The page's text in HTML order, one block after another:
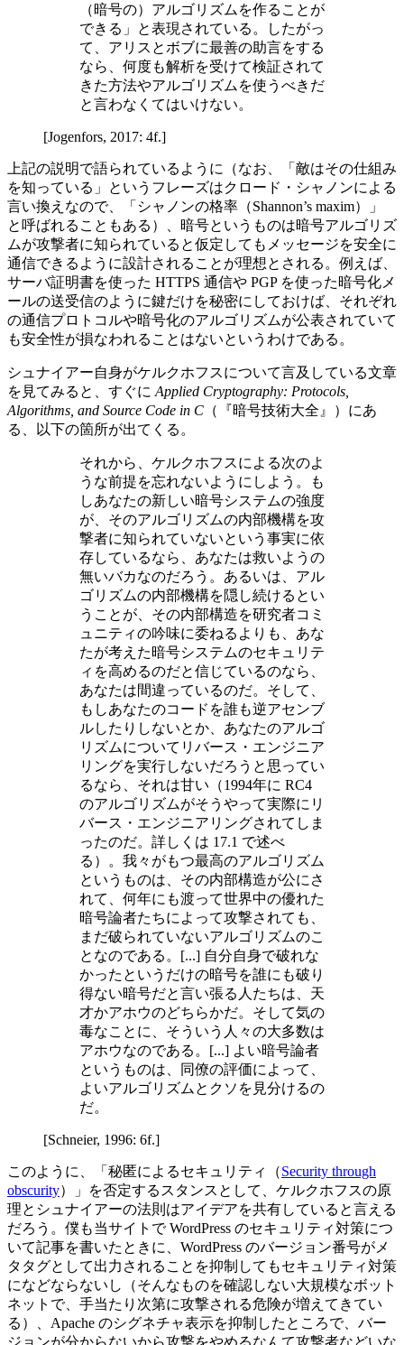
（暗号の）アルゴリズムを作ることが
できる」と表現されている。したがっ
て、アリスとボブに最善の助言をする
なら、何度も解析を受けて検証されて
きた方法やアルゴリズムを使うべきだ
と言わなくてはいけない。
[Jogenfors, 2017: 4f.]
上記の説明で語られているように（なお、「敵はその仕組み
を知っている」というフレーズはクロード・シャノンによる
言い換えなので、「シャノンの格率（Shannon’s maxim）」
と呼ばれることもある）、暗号というものは暗号アルゴリズ
ムが攻撃者に知られていると仮定してもメッセージを安全に
通信できるように設計されることが理想とされる。例えば、
サーバ証明書を使った HTTPS 通信や PGP を使った暗号化メ
ールの送受信のように鍵だけを秘密にしておけば、それぞれ
の通信プロトコルや暗号化のアルゴリズムが公表されていて
も安全性が損なわれることはないというわけである。
シュナイアー自身がケルクホフスについて言及している文章
を見てみると、すぐに Applied Cryptography: Protocols,
Algorithms, and Source Code in C （『暗号技術大全』）にあ
る、以下の箇所が出てくる。
それから、ケルクホフスによる次のよ
うな前提を忘れないようにしよう。も
しあなたの新しい暗号システムの強度
が、そのアルゴリズムの内部機構を攻
撃者に知られていないという事実に依
存しているなら、あなたは救いようの
無いバカなのだろう。あるいは、アル
ゴリズムの内部機構を隠し続けるとい
うことが、その内部構造を研究者コミ
ュニティの吟味に委ねるよりも、あな
たが考えた暗号システムのセキュリテ
ィを高めるのだと信じているのなら、
あなたは間違っているのだ。そして、
もしあなたのコードを誰も逆アセンブ
ルしたりしないとか、あなたのアルゴ
リズムについてリバース・エンジニア
リングを実行しないだろうと思ってい
るなら、それは甘い（1994年に RC4
のアルゴリズムがそうやって実際にリ
バース・エンジニアリングされてしま
ったのだ。詳しくは 17.1 で述べ
る）。我々がもつ最高のアルゴリズム
というものは、その内部構造が公にさ
れて、何年にも渡って世界中の優れた
暗号論者たちによって攻撃されても、
まだ破られていないアルゴリズムのこ
となのである。[...] 自分自身で破れな
かったというだけの暗号を誰にも破り
得ない暗号だと言い張る人たちは、天
才かアホウのどちらかだ。そして気の
毒なことに、そういう人々の大多数は
アホウなのである。[...] よい暗号論者
というものは、同僚の評価によって、
よいアルゴリズムとクソを見分けるの
だ。
[Schneier, 1996: 6f.]
このように、「秘匿によるセキュリティ（Security through
obscurity）」を否定するスタンスとして、ケルクホフスの原
理とシュナイアーの法則はアイデアを共有していると言える
だろう。僕も当サイトで WordPress のセキュリティ対策につ
いて記事を書いたときに、WordPress のバージョン番号がメ
タタグとして出力されることを抑制してもセキュリティ対策
になどならないし（そんなものを確認しない大規模なボット
ネットで、手当たり次第に攻撃される危険が増えてきてい
る）、Apache のシグネチャ表示を抑制したところで、バー
ジョンが分からないから攻撃をやめるなんて攻撃者などいな